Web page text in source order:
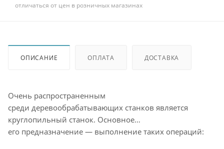
отличаться от цен в розничных магазинах
ОПИСАНИЕ ОПЛАТА ДОСТАВКА
Очень распространенным
среди деревообрабатывающих станков является
круглопильный станок. Основное
его предназначение — выполнение таких операций: